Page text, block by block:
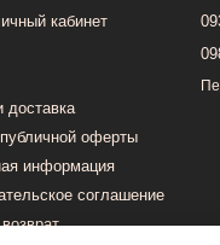
кабинет
доставка
оферты
информация
соглашение